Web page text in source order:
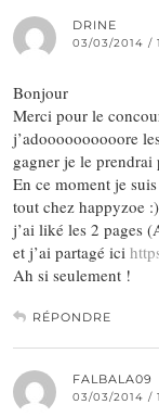
DRINE
03/03/2014 /
Bonjour
Merci pour le
j’adoooooooooore
gagner je le
En ce moment je
tout chez happyzoe :)
j’ai liké les 2 pages
et j’ai partagé ici
Ah si seulement !
RÉPONDRE
FALBALA09
03/03/2014 /